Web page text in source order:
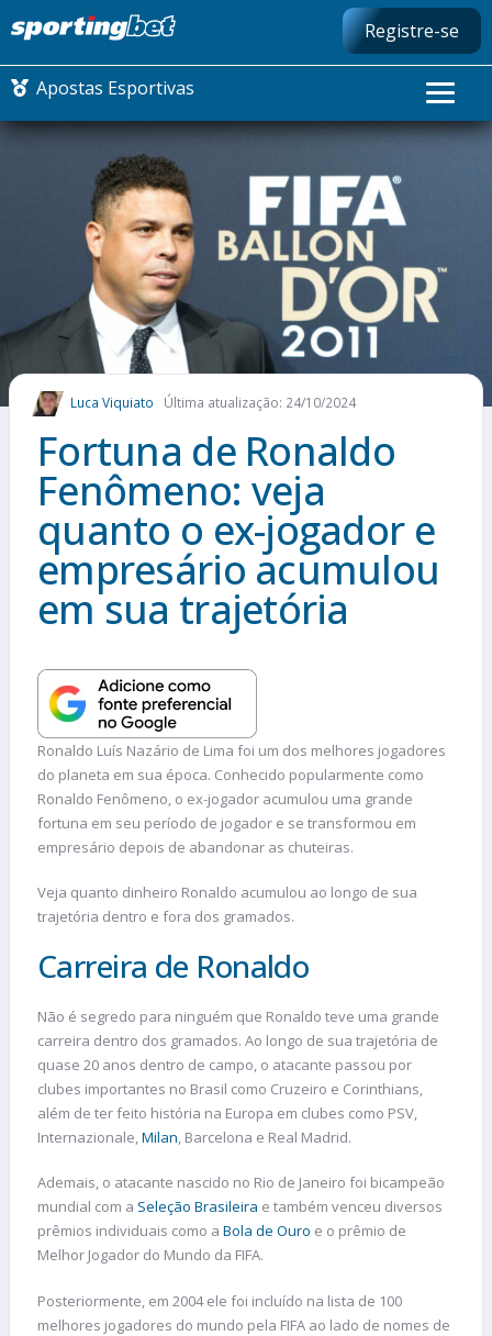
Registre-se
Apostas Esportivas
CONMEBOL LIBERTADORES
FUTEBOL NACIONAL
FUTEBOL INTERNACIONAL
COMO APOSTAR
MAIS ESPORTES
Luca Viquiato Última atualização: 24/10/2024
Fortuna de Ronaldo
Fenômeno: veja
quanto o ex-jogador e
empresário acumulou
em sua trajetória
Ronaldo Luís Nazário de Lima foi um dos melhores jogadores
do planeta em sua época. Conhecido popularmente como
Ronaldo Fenômeno, o ex-jogador acumulou uma grande
fortuna em seu período de jogador e se transformou em
empresário depois de abandonar as chuteiras.
Veja quanto dinheiro Ronaldo acumulou ao longo de sua
trajetória dentro e fora dos gramados.
Carreira de Ronaldo
Não é segredo para ninguém que Ronaldo teve uma grande
carreira dentro dos gramados. Ao longo de sua trajetória de
quase 20 anos dentro de campo, o atacante passou por
clubes importantes no Brasil como Cruzeiro e Corinthians,
além de ter feito história na Europa em clubes como PSV,
Internazionale,Milan, Barcelona e Real Madrid.
Ademais, o atacante nascido no Rio de Janeiro foi bicampeão
mundial com a Seleção Brasileira e também venceu diversos
prêmios individuais como a Bola de Ouro e o prêmio de
Melhor Jogador do Mundo da FIFA.
Posteriormente, em 2004 ele foi incluído na lista de 100
melhores jogadores do mundo pela FIFA ao lado de nomes de